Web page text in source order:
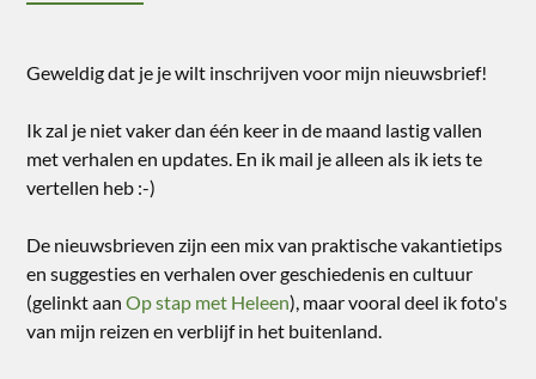
Geweldig dat je je wilt inschrijven voor mijn nieuwsbrief!
Ik zal je niet vaker dan één keer in de maand lastig vallen
met verhalen en updates. En ik mail je alleen als ik iets te
vertellen heb :-)
De nieuwsbrieven zijn een mix van praktische vakantietips
en suggesties en verhalen over geschiedenis en cultuur
(gelinkt aanOp stap met Heleen), maar vooral deel ik foto's
van mijn reizen en verblijf in het buitenland.